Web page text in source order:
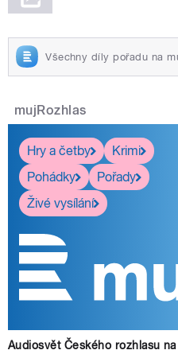
Všechny díly pořadu na
mujRozhlas
Hry a četby
Krimi
Pohádky
Pořady
Živé vysílání
Audiosvět Českého rozhlasu